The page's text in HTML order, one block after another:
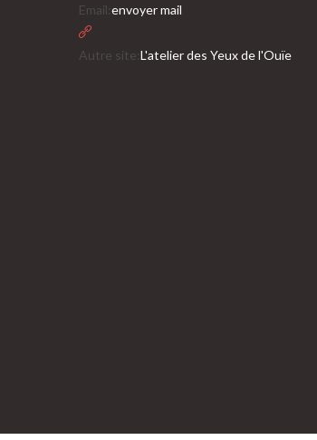
Email:envoyer mail
votre
Autre site:L'atelier des Yeux de l'Ouïe